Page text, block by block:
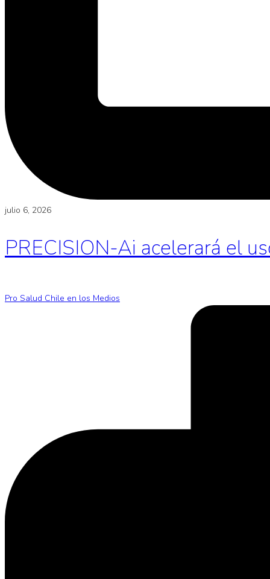
julio 6, 2026
PRECISION-Ai acelerará el
Pro Salud Chile en los Medios